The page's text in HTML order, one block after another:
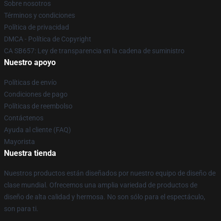
Sobre nosotros
Términos y condiciones
Política de privacidad
DMCA - Política de Copyright
CA SB657: Ley de transparencia en la cadena de suministro
Nuestro apoyo
Políticas de envío
Condiciones de pago
Políticas de reembolso
Contáctenos
Ayuda al cliente (FAQ)
Mayorista
Nuestra tienda
Nuestros productos están diseñados por nuestro equipo de diseño de
clase mundial. Ofrecemos una amplia variedad de productos de
diseño de alta calidad y hermosa. No son sólo para el espectáculo,
son para ti.